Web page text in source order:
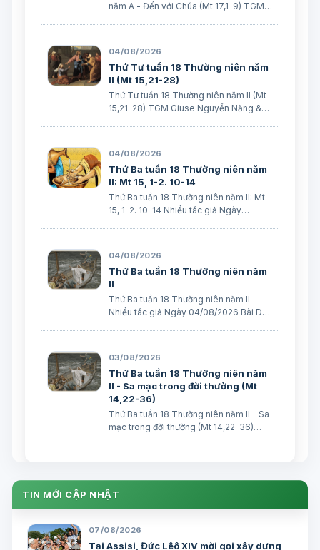
năm A - Đến với Chúa (Mt 17,1-9) TGM
trắng như tuyết”. Trích sách Tiên tri…
04/08/2026
Thứ Tư tuần 18 Thường niên năm
II (Mt 15,21-28)
Thứ Tư tuần 18 Thường niên năm II (Mt
15,21-28) TGM Giuse Nguyễn Năng &
ngươi bằng mối tình muôn thuở…
04/08/2026
Thứ Ba tuần 18 Thường niên năm
II: Mt 15, 1-2. 10-14
Thứ Ba tuần 18 Thường niên năm II: Mt
15, 1-2. 10-14 Nhiều tác giả Ngày
Nhưng Ta sẽ đem Giacóp về …
04/08/2026
Thứ Ba tuần 18 Thường niên năm
II
Thứ Ba tuần 18 Thường niên năm II
Nhiều tác giả Ngày 04/08/2026 Bài Ðọc
Giacóp về nhà xếp”. Trích sác…
03/08/2026
Thứ Ba tuần 18 Thường niên năm
II - Sa mạc trong đời thường (Mt
14,22-36)
Thứ Ba tuần 18 Thường niên năm II - Sa
mạc trong đời thường (Mt 14,22-36)
(Mt 14, 23) Bài Ðọc I: (Năm II) Gr …
TIN MỚI CẬP NHẬT
07/08/2026
Tại Assisi, Đức Lêô XIV mời gọi xây dựng